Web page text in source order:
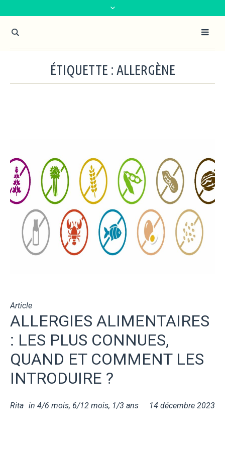
ÉTIQUETTE : ALLERGÈNE
Article
ALLERGIES ALIMENTAIRES
: LES PLUS CONNUES,
QUAND ET COMMENT LES
INTRODUIRE ?
14 décembre 2023
Rita in 4/6 mois, 6/12 mois, 1/3 ans